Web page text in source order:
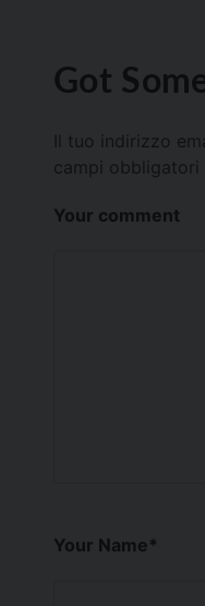
Got
Il tuo indirizzo
campi obbligatori
Your comment
Your Name*